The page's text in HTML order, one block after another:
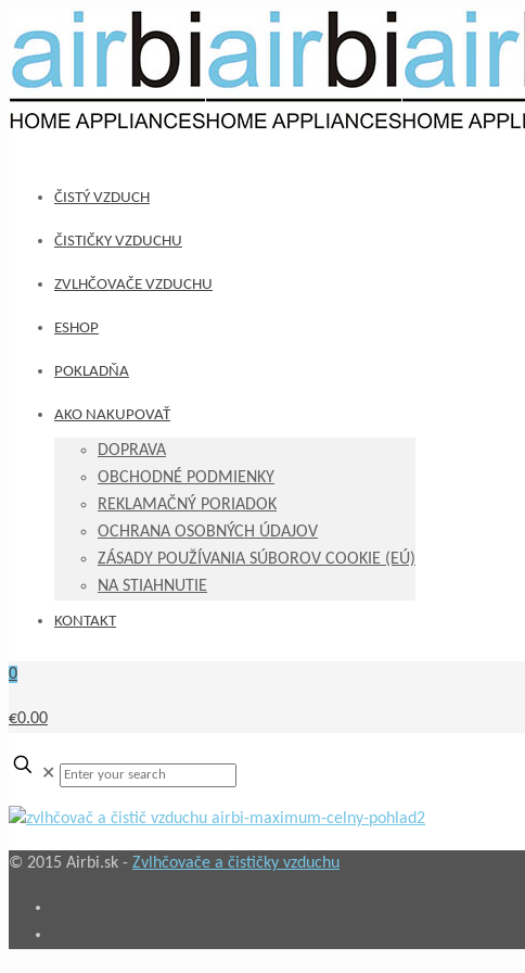
ČISTÝ VZDUCH
ČISTIČKY VZDUCHU
ZVLHČOVAČE VZDUCHU
ESHOP
POKLADŇA
AKO NAKUPOVAŤ
DOPRAVA
OBCHODNÉ PODMIENKY
REKLAMAČNÝ PORIADOK
OCHRANA OSOBNÝCH ÚDAJOV
ZÁSADY POUŽÍVANIA SÚBOROV COOKIE (EÚ)
NA STIAHNUTIE
KONTAKT
0
€0.00
✕
© 2015 Airbi.sk - Zvlhčovače a čističky vzduchu